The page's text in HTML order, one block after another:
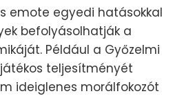
emote egyedi hatásokkal
befolyásolhatják a
Például a Győzelmi
teljesítményét
ideiglenes morálfokozót